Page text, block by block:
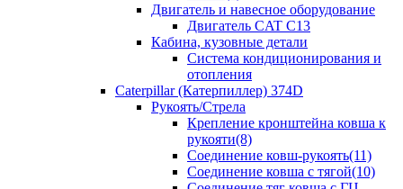
Двигатель и навесное оборудование
Двигатель CAT C13
Кабина, кузовные детали
Система кондиционирования и
отопления
Caterpillar (Катерпиллер) 374D
Рукоять/Стрела
Крепление кронштейна ковша к
рукояти(8)
Соединение ковш-рукоять(11)
Соединение ковша с тягой(10)